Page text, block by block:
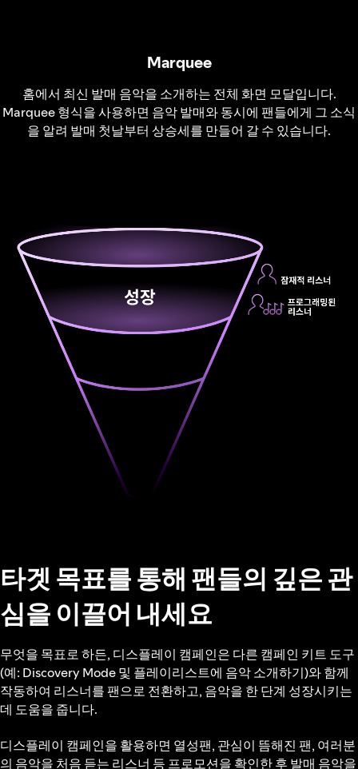
Marquee
홈에서 최신 발매 음악을 소개하는 전체 화면 모달입니다.
Marquee 형식을 사용하면 음악 발매와 동시에 팬들에게 그 소식
을 알려 발매 첫날부터 상승세를 만들어 갈 수 있습니다.
타겟 목표를 통해 팬들의 깊은 관
심을 이끌어 내세요
무엇을 목표로 하든, 디스플레이 캠페인은 다른 캠페인 키트 도구
(예: Discovery Mode 및 플레이리스트에 음악 소개하기)와 함께
작동하여 리스너를 팬으로 전환하고, 음악을 한 단계 성장시키는
데 도움을 줍니다.
디스플레이 캠페인을 활용하면 열성팬, 관심이 뜸해진 팬, 여러분
의 음악을 처음 듣는 리스너 등 프로모션을 확인한 후 발매 음악을